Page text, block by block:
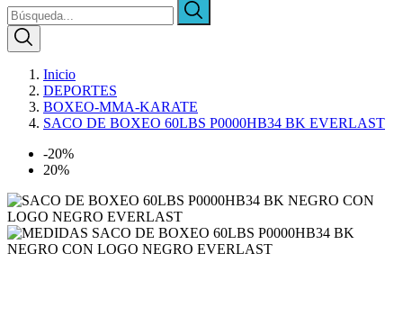
Inicio
DEPORTES
BOXEO-MMA-KARATE
SACO DE BOXEO 60LBS P0000HB34 BK EVERLAST
-20%
20%